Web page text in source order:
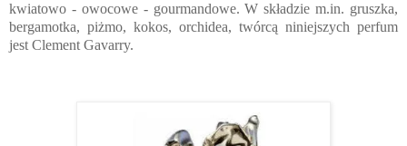
kwiatowo - owocowe - gourmandowe. W składzie m.in. gruszka,
bergamotka, piżmo, kokos, orchidea, twórcą niniejszych perfum
jest Clement Gavarry.